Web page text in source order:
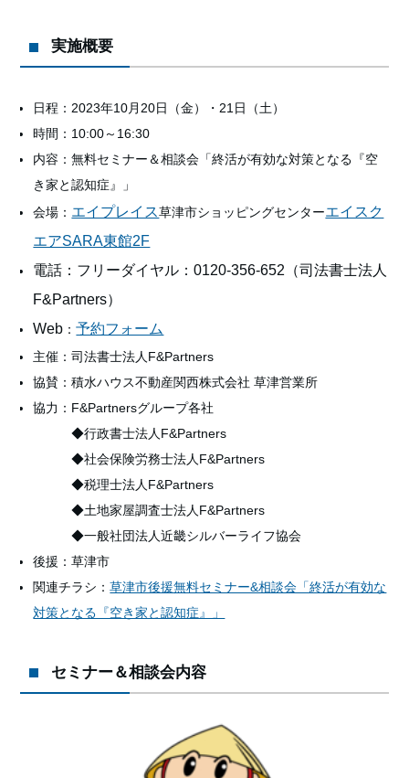
実施概要
日程：2023年10月20日（金）・21日（土）
時間：10:00～16:30
内容：無料セミナー＆相談会「終活が有効な対策となる『空
き家と認知症』」
会場： エイプレイス草津市ショッピングセンターエイスク
エアSARA東館2F
電話：フリーダイヤル：0120-356-652（司法書士法人
F&Partners）
Web ：予約フォーム
主催：司法書士法人F&Partners
協賛：積水ハウス不動産関西株式会社 草津営業所
協力：F&Partnersグループ各社
◆行政書士法人F&Partners
◆社会保険労務士法人F&Partners
◆税理士法人F&Partners
◆土地家屋調査士法人F&Partners
◆一般社団法人近畿シルバーライフ協会
後援：草津市
関連チラシ：草津市後援無料セミナー&相談会「終活が有効な
対策となる『空き家と認知症』」
セミナー＆相談会内容